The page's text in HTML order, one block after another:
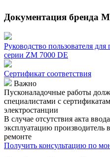
Документация бренда
Руководство пользователя
серии ZM 7000 DE
Сертификат соответствия
Важно
Пусконаладочные работы
специалистами с
электростанции
В случае отсутствия акта
эксплуатацию производитель
ремонте
Получить консультацию по